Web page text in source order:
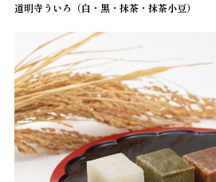
道明寺ういろ（白・黒・抹茶・抹茶小豆）